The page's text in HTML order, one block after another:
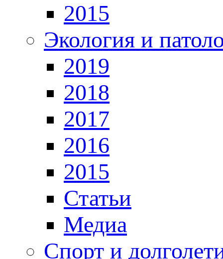
2015
Экология и
2019
2018
2017
2016
2015
Статьи
Медиа
Спорт и